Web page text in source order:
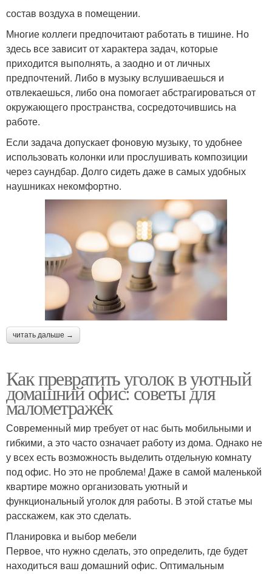
состав воздуха в помещении.
Многие коллеги предпочитают работать в тишине. Но
здесь все зависит от характера задач, которые
приходится выполнять, а заодно и от личных
предпочтений. Либо в музыку вслушиваешься и
отвлекаешься, либо она помогает абстрагироваться от
окружающего пространства, сосредоточившись на
работе.
Если задача допускает фоновую музыку, то удобнее
использовать колонки или прослушивать композиции
через саундбар. Долго сидеть даже в самых удобных
наушниках некомфортно.
читать дальше →
Как превратить уголок в уютный
домашний офис: советы для
малометражек
Современный мир требует от нас быть мобильными и
гибкими, а это часто означает работу из дома. Однако не
у всех есть возможность выделить отдельную комнату
под офис. Но это не проблема! Даже в самой маленькой
квартире можно организовать уютный и
функциональный уголок для работы. В этой статье мы
расскажем, как это сделать.
Планировка и выбор мебели
Первое, что нужно сделать, это определить, где будет
находиться ваш домашний офис. Оптимальным